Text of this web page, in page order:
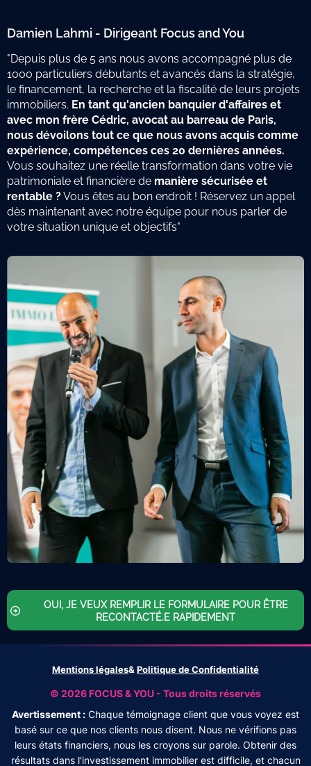
Damien Lahmi - Dirigeant Focus and You
"Depuis plus de 5 ans nous avons accompagné plus de
1000 particuliers débutants et avancés dans la stratégie,
le financement, la recherche et la fiscalité de leurs projets
immobiliers. En tant qu'ancien banquier d'affaires et
avec mon frère Cédric, avocat au barreau de Paris,
nous dévoilons tout ce que nous avons acquis comme
expérience, compétences ces 20 dernières années.
Vous souhaitez une réelle transformation dans votre vie
patrimoniale et financière de manière sécurisée et
rentable ?Vous êtes au bon endroit ! Réservez un appel
dès maintenant avec notre équipe pour nous parler de
votre situation unique et objectifs"
OUI, JE VEUX REMPLIR LE FORMULAIRE POUR ÊTRE
RECONTACTÉ.E RAPIDEMENT
Mentions légales&Politique de Confidentialité
© 2026 FOCUS & YOU - Tous droits réservés
Avertissement : Chaque témoignage client que vous voyez est
basé sur ce que nos clients nous disent. Nous ne vérifions pas
leurs états financiers, nous les croyons sur parole. Obtenir des
résultats dans l'investissement immobilier est difficile, et chacun